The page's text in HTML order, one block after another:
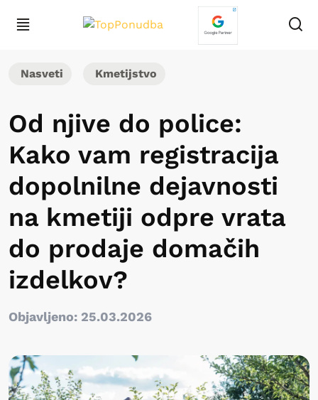
Nasveti Kmetijstvo
Od njive do police:
Kako vam registracija
dopolnilne dejavnosti
na kmetiji odpre vrata
do prodaje domačih
izdelkov?
Objavljeno: 25.03.2026